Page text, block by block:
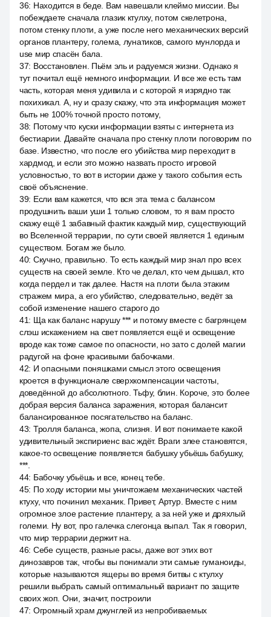
36: Находится в беде. Вам навешали клеймо миссии. Вы
побеждаете сначала глазик ктулху, потом скелетрона,
потом стенку плоти, а уже после него механических версий
органов плантеру, голема, лунатиков, самого мунлорда и
use мир спасён бала.
37: Восстановлен. Пьём эль и радуемся жизни. Однако я
тут почитал ещё немного информации. И все же есть там
часть, которая меня удивила и с которой я изрядно так
похихикал. А, ну и сразу скажу, что эта информация может
быть не 100% точной просто потому,
38: Потому что куски информации взяты с интернета из
бестиарии. Давайте сначала про стенку плоти поговорим по
базе. Известно, что после его убийства мир переходит в
хардмод, и если это можно назвать просто игровой
условностью, то вот в истории даже у такого события есть
своё объяснение.
39: Если вам кажется, что вся эта тема с балансом
продушнить ваши уши 1 только словом, то я вам просто
скажу ещё 1 забавный фактик каждый мир, существующий
во Вселенной террарии, по сути своей является 1 единым
существом. Богам же было.
40: Скучно, правильно. То есть каждый мир знал про всех
существ на своей земле. Кто че делал, кто чем дышал, кто
когда пердел и так далее. Настя на плоти была этаким
стражем мира, а его убийство, следовательно, ведёт за
собой изменение нашего старого до
41: Ща как баланс нарушу *** и потому вместе с багрянцем
слэш искажением на свет появляется ещё и освещение
вроде как тоже самое по опасности, но зато с долей магии
радугой на фоне красивыми бабочками.
42: И опасными поняшками смысл этого освещения
кроется в функционале сверхкомпенсации частоты,
доведённой до абсолютного. Тьфу, блин. Короче, это более
добрая версия баланса заражения, которая балансит
балансированное посягательство на баланс.
43: Тролля баланса, жопа, слизня. И вот понимаете какой
удивительный экспириенс вас ждёт. Враги злее становятся,
какое-то освещение появляется бабушку убьёшь бабушку,
***.
44: Бабочку убьёшь и все, конец тебе.
45: По ходу истории мы уничтожаем механических частей
ктуху, что починил механик. Привет, Артур. Вместе с ним
огромное злое растение плантеру, а за ней уже и дряхлый
големи. Ну вот, про галечка слегонца выпал. Так я говорил,
что мир террарии держит на.
46: Себе существ, разные расы, даже вот этих вот
динозавров так, чтобы вы понимали эти самые гуманоиды,
которые называются ящеры во время битвы с ктулху
решили выбрать самый оптимальный вариант по защите
своих жоп. Они, значит, построили
47: Огромный храм джунглей из непробиваемых